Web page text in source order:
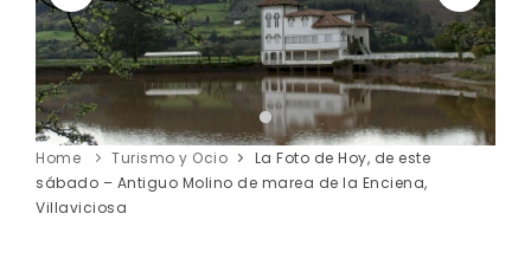
Home Turismo y Ocio
La Foto de Hoy, de este
sábado – Antiguo Molino de marea de la Enciena,
Villaviciosa